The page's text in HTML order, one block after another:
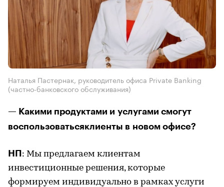
Наталья Пастернак, руководитель офиса Private Banking
(частно-банковского обслуживания)
— Какими продуктами и услугами смогут
воспользоватьсяклиенты в новом офисе?
НП : Мы предлагаем клиентам
инвестиционные решения, которые
формируем индивидуально в рамках услуги